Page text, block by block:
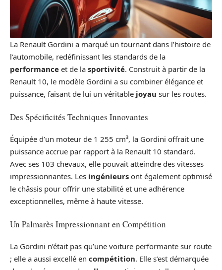
La Renault Gordini a marqué un tournant dans l’histoire de
l’automobile, redéfinissant les standards de la
performance et de la sportivité. Construit à partir de la
Renault 10, le modèle Gordini a su combiner élégance et
puissance, faisant de lui un véritable joyau sur les routes.
Des Spécificités Techniques Innovantes
Équipée d’un moteur de 1 255 cm³, la Gordini offrait une
puissance accrue par rapport à la Renault 10 standard.
Avec ses 103 chevaux, elle pouvait atteindre des vitesses
impressionnantes. Les ingénieurs ont également optimisé
le châssis pour offrir une stabilité et une adhérence
exceptionnelles, même à haute vitesse.
Un Palmarès Impressionnant en Compétition
La Gordini n’était pas qu’une voiture performante sur route
; elle a aussi excellé en compétition. Elle s’est démarquée